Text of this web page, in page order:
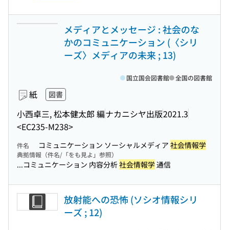
メディアとメッセージ : 社会のな
かのコミュニケーション (〈シリ
ーズ〉メディアの未来 ; 13)
紙 図書
小西卓三, 松本健太郎 編ナカニシヤ出版2021.3
<EC235-M238>
国立国会図書館 全国の図書館
件名 コミュニケーション ソーシャルメディア 社会情報学
典拠情報（件名/「をも見よ」参照）
...コミュニケーション 内容分析社会情報学通信
放射能への恐怖 (ソシオ情報シリ
ーズ ; 12)